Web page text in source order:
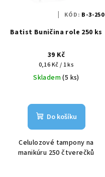
Batist Buničina role 250 ks
39 Kč
Měrná
cena:
0,16 Kč / 1 ks
Skladem(5 ks)
Do košíku
Celulozové tampony na
manikúru 250 čtverečků
KÓD: B-3-250